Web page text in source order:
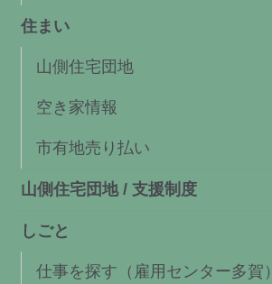
住まい
山側住宅団地
空き家情報
市有地売り払い
山側住宅団地 / 支援制度
しごと
仕事を探す（雇用センター多賀）